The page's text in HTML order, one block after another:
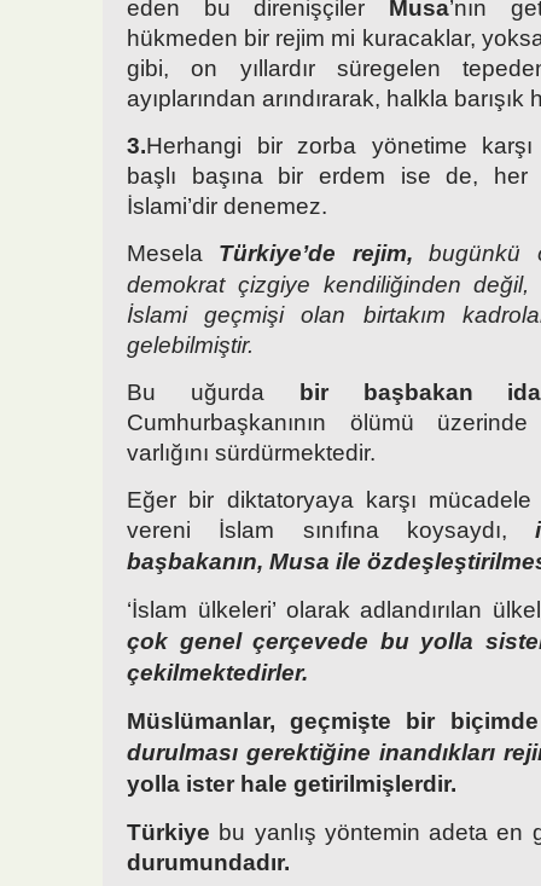
eden bu direnişçiler Musa’nın
hükmeden bir rejim mi kuracaklar,
gibi, on yıllardır süregelen
ayıplarından arındırarak, halkla
3.Herhangi bir zorba yönetime
başlı başına bir erdem ise de, her
İslami’dir denemez.
Mesela Türkiye’de rejim, bugünkü
demokrat çizgiye kendiliğinden
İslami geçmişi olan birtakım
gelebilmiştir.
Bu uğurda
bir başbakan
Cumhurbaşkanının ölümü
varlığını sürdürmektedir.
Eğer bir diktatoryaya karşı
vereni İslam sınıfına koysaydı,
başbakanın, Musa ile
‘İslam ülkeleri’ olarak adlandırılan
çok genel çerçevede bu yolla
çekilmektedirler.
Müslümanlar, geçmişte bir
durulması gerektiğine inandıkları
yolla ister hale getirilmişlerdir.
Türkiye bu yanlış yöntemin adeta en
durumundadır.